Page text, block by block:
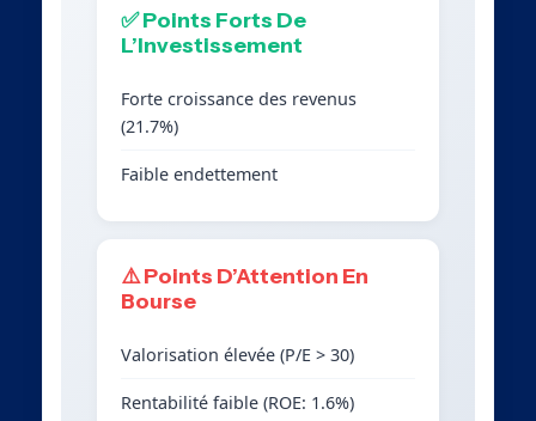
✅ Points Forts De
L’Investissement
Forte croissance des revenus
(21.7%)
Faible endettement
⚠️ Points D’Attention En
Bourse
Valorisation élevée (P/E > 30)
Rentabilité faible (ROE: 1.6%)